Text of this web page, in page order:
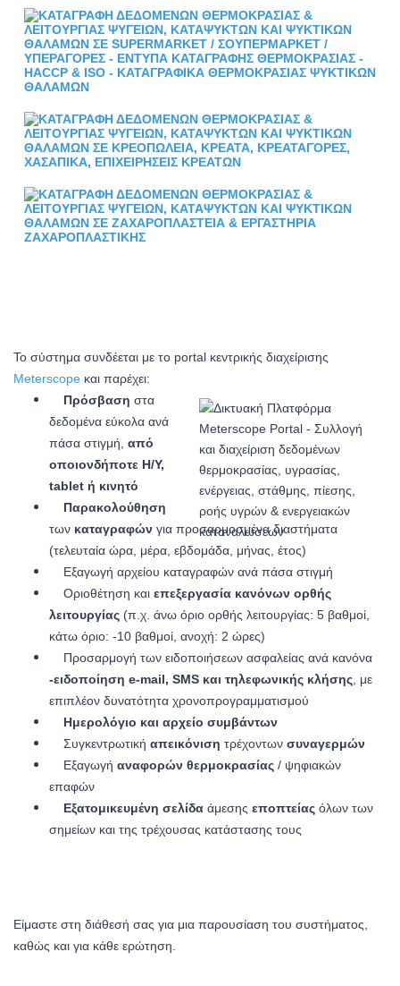
Το σύστημα συνδέεται με το portal κεντρικής διαχείρισης
Meterscope και παρέχει:
Πρόσβαση στα
δεδομένα εύκολα ανά
πάσα στιγμή, από
οποιονδήποτε Η/Υ,
tablet ή κινητό
Παρακολούθηση
των καταγραφών για προσαρμοσμένα διαστήματα
(τελευταία ώρα, μέρα, εβδομάδα, μήνας, έτος)
Εξαγωγή αρχείου καταγραφών ανά πάσα στιγμή
Οριοθέτηση και επεξεργασία κανόνων ορθής
λειτουργίας (π.χ. άνω όριο ορθής λειτουργίας: 5 βαθμοί,
κάτω όριο: -10 βαθμοί, ανοχή: 2 ώρες)
Προσαρμογή των ειδοποιήσεων ασφαλείας ανά κανόνα
-ειδοποίηση e-mail, SMS και τηλεφωνικής κλήσης , με
επιπλέον δυνατότητα χρονοπρογραμματισμού
Ημερολόγιο και αρχείο συμβάντων
Συγκεντρωτική απεικόνιση τρέχοντων συναγερμών
Εξαγωγή αναφορών θερμοκρασίας / ψηφιακών
επαφών
Εξατομικευμένη σελίδα άμεσης εποπτείας όλων των
σημείων και της τρέχουσας κατάστασης τους
Είμαστε στη διάθεσή σας για μια παρουσίαση του συστήματος,
καθώς και για κάθε ερώτηση.